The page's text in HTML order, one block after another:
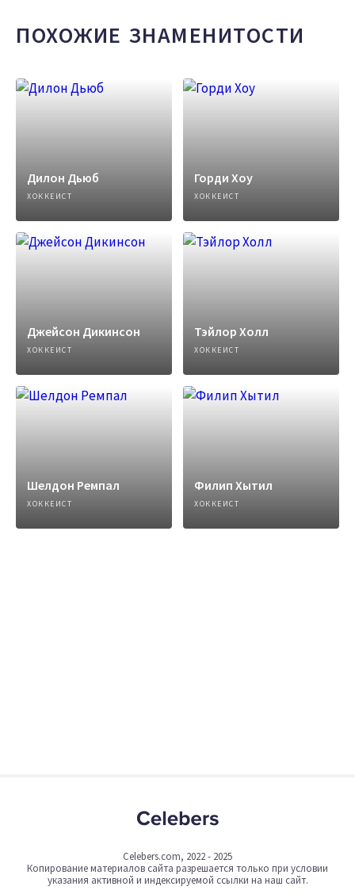
ПОХОЖИЕ ЗНАМЕНИТОСТИ
Дилон Дьюб
ХОККЕИСТ
Горди Хоу
ХОККЕИСТ
Джейсон Дикинсон
ХОККЕИСТ
Тэйлор Холл
ХОККЕИСТ
Шелдон Ремпал
ХОККЕИСТ
Филип Хытил
ХОККЕИСТ
Celebers.com, 2022 - 2025
Копирование материалов сайта разрешается только при условии
указания активной и индексируемой ссылки на наш сайт.